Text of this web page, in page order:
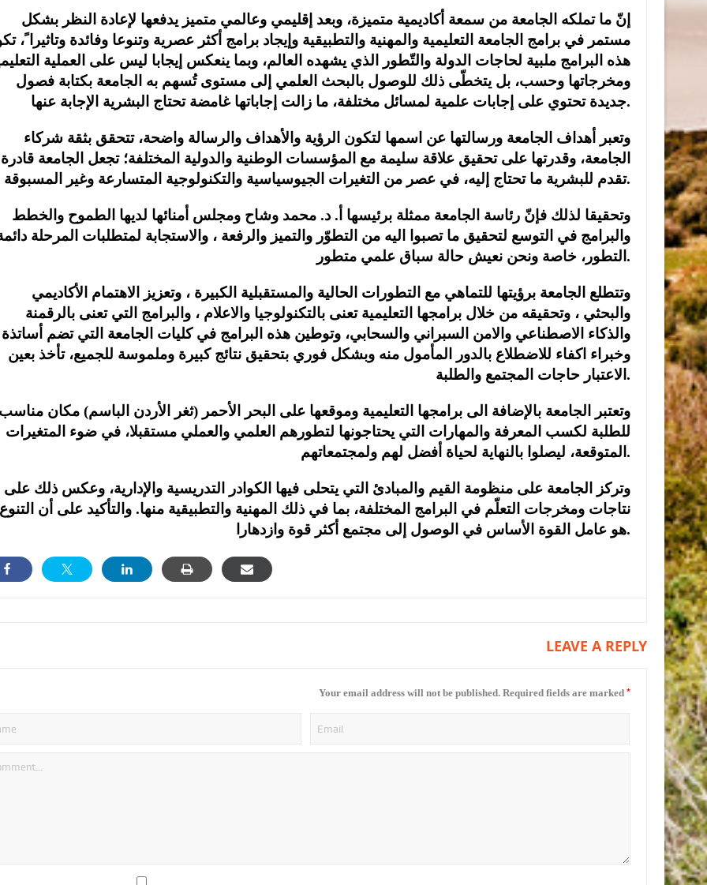
إنّ ما تملكه الجامعة من سمعة أكاديمية متميزة، وبعد إقليمي وعالمي متميز يدفعها لإعادة النظر بشكل
مستمر في برامج الجامعة التعليمية والمهنية والتطبيقية وإيجاد برامج أكثر عصرية وتنوعا وفائدة وتاثيرا ً،
هذه البرامج ملبية لحاجات الدولة والتّطور الذي يشهده العالم، وبما ينعكس إيجابا ليس على العملية
ومخرجاتها وحسب، بل يتخطّى ذلك للوصول بالبحث العلمي إلى مستوى تُسهم به الجامعة بكتابة فصول
جديدة تحتوي على إجابات علمية لمسائل مختلفة، ما زالت إجاباتها غامضة تحتاج البشرية الإجابة عنها.
وتعبر أهداف الجامعة ورسالتها عن اسمها لتكون الرؤية والأهداف والرسالة واضحة، تتحقق بثقة شركاء
الجامعة، وقدرتها على تحقيق علاقة سليمة مع المؤسسات الوطنية والدولية المختلفة؛ تجعل الجامعة
تقدم للبشرية ما تحتاج إليه، في عصر من التغيرات الجيوسياسية والتكنولوجية المتسارعة وغير المسبوقة.
وتحقيقا لذلك فإنّ رئاسة الجامعة ممثلة برئيسها أ. د. محمد وشاح ومجلس أمنائها لديها الطموح والخطط
والبرامج في التوسع لتحقيق ما تصبوا اليه من التطوّر والتميز والرفعة ، والاستجابة لمتطلبات المرحلة
التطور، خاصة ونحن نعيش حالة سباق علمي متطور.
وتتطلع الجامعة برؤيتها للتماهي مع التطورات الحالية والمستقبلية الكبيرة ، وتعزيز الاهتمام الأكاديمي
والبحثي ، وتحقيقه من خلال برامجها التعليمية تعنى بالتكنولوجيا والاعلام ، والبرامج التي تعنى بالرقمنة
والذكاء الاصطناعي والامن السبراني والسحابي، وتوطين هذه البرامج في كليات الجامعة التي تضم أساتذة
وخبراء اكفاء للاضطلاع بالدور المأمول منه وبشكل فوري بتحقيق نتائج كبيرة وملموسة للجميع، تأخذ بعين
الاعتبار حاجات المجتمع والطلبة.
وتعتبر الجامعة بالإضافة الى برامجها التعليمية وموقعها على البحر الأحمر (ثغر الأردن الباسم) مكان
للطلبة لكسب المعرفة والمهارات التي يحتاجونها لتطورهم العلمي والعملي مستقبلا، في ضوء المتغيرات
المتوقعة، ليصلوا بالنهاية لحياة أفضل لهم ولمجتمعاتهم.
وتركز الجامعة على منظومة القيم والمبادئ التي يتحلى فيها الكوادر التدريسية والإدارية، وعكس ذلك على
نتاجات ومخرجات التعلّم في البرامج المختلفة، بما في ذلك المهنية والتطبيقية منها. والتأكيد على أن
هو عامل القوة الأساس في الوصول إلى مجتمع أكثر قوة وازدهارا.
LEAVE A REPLY
Your email address will not be published. Required fields are marked *